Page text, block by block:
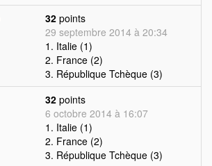
32 points
29 septembre 2014 à 20:34
1. Italie (1)
2. France (2)
3. République Tchèque (3)
32 points
6 octobre 2014 à 16:07
1. Italie (1)
2. France (2)
3. République Tchèque (3)